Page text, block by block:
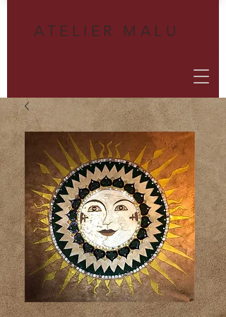
A TELIER MALU